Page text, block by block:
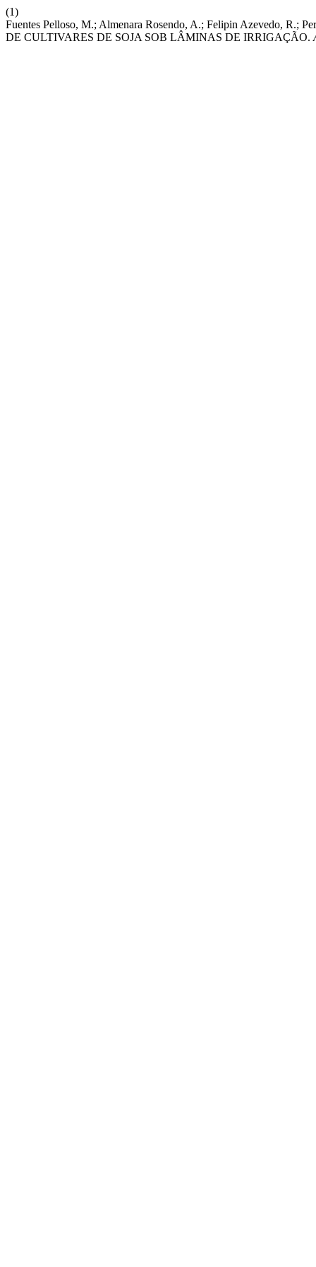
(1)
Fuentes Pelloso, M.; Almenara Rosendo, A.; Felipin Azevedo,
DE CULTIVARES DE SOJA SOB LÂMINAS DE IRRIGAÇÃO.